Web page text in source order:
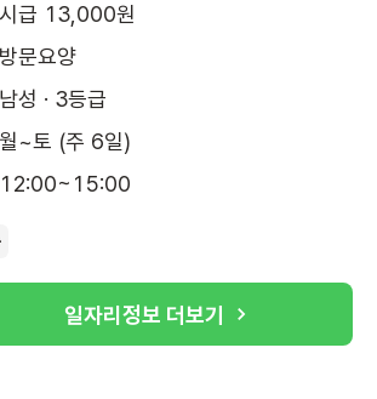
시급 13,000원
방문요양
남성 · 3등급
월~토 (주 6일)
12:00~15:00
일자리정보 더보기